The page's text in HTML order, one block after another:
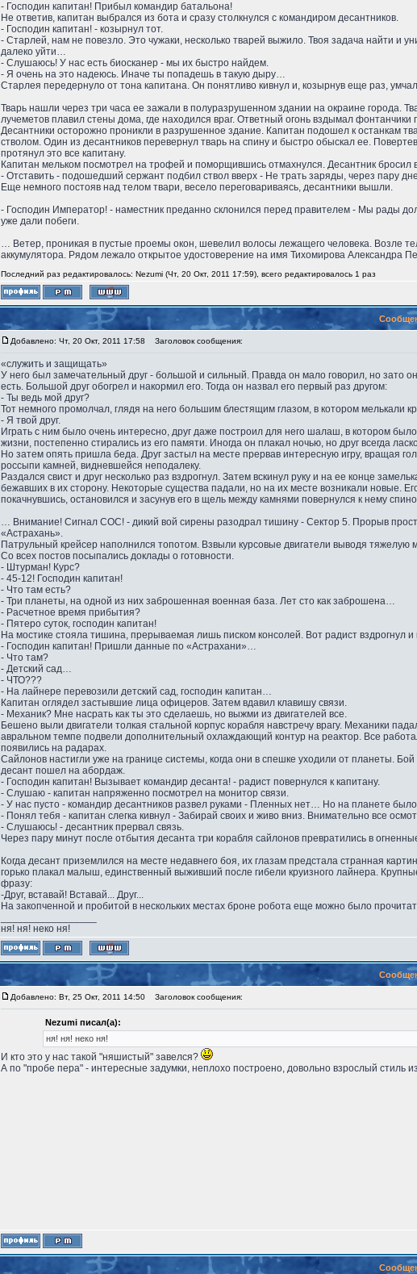
- Господин капитан! Прибыл командир батальона!
Не ответив, капитан выбрался из бота и сразу столкнулся с командиром десантников.
- Господин капитан! - козырнул тот.
- Старлей, нам не повезло. Это чужаки, несколько тварей выжило. Твоя задача найти и
далеко уйти…
- Слушаюсь! У нас есть биосканер - мы их быстро найдем.
- Я очень на это надеюсь. Иначе ты попадешь в такую дыру…
Старлея передернуло от тона капитана. Он понятливо кивнул и, козырнув еще раз,
Тварь нашли через три часа ее зажали в полуразрушенном здании на окраине города.
лучеметов плавил стены дома, где находился враг. Ответный огонь вздымал
Десантники осторожно проникли в разрушенное здание. Капитан подошел к останкам
стволом. Один из десантников перевернул тварь на спину и быстро обыскал ее.
протянул это все капитану.
Капитан мельком посмотрел на трофей и поморщившись отмахнулся. Десантник
- Отставить - подошедший сержант подбил ствол вверх - Не трать заряды, через пару
Еще немного постояв над телом твари, весело переговариваясь, десантники вышли.
- Господин Император! - наместник преданно склонился перед правителем - Мы рады
уже дали побеги.
… Ветер, проникая в пустые проемы окон, шевелил волосы лежащего человека. Возле
аккумулятора. Рядом лежало открытое удостоверение на имя Тихомирова Александра
Последний раз редактировалось: Nezumi (Чт, 20 Окт, 2011 17:59), всего редактировалось 1 раз
Добавлено: Чт, 20 Окт, 2011 17:58 Заголовок сообщения:
«служить и защищать»
У него был замечательный друг - большой и сильный. Правда он мало говорил, но зато
есть. Большой друг обогрел и накормил его. Тогда он назвал его первый раз другом:
- Ты ведь мой друг?
Тот немного промолчал, глядя на него большим блестящим глазом, в котором мелькали
- Я твой друг.
Играть с ним было очень интересно, друг даже построил для него шалаш, в котором
жизни, постепенно стирались из его памяти. Иногда он плакал ночью, но друг всегда
Но затем опять пришла беда. Друг застыл на месте прервав интересную игру, вращая
россыпи камней, видневшейся неподалеку.
Раздался свист и друг несколько раз вздрогнул. Затем вскинул руку и на ее конце
бежавших в их сторону. Некоторые существа падали, но на их месте возникали новые.
покачнувшись, остановился и засунув его в щель между камнями повернулся к нему
… Внимание! Сигнал СОС! - дикий вой сирены разодрал тишину - Сектор 5. Прорыв
«Астрахань».
Патрульный крейсер наполнился топотом. Взвыли курсовые двигатели выводя тяжелую
Со всех постов посыпались доклады о готовности.
- Штурман! Курс?
- 45-12! Господин капитан!
- Что там есть?
- Три планеты, на одной из них заброшенная военная база. Лет сто как заброшена…
- Расчетное время прибытия?
- Пятеро суток, господин капитан!
На мостике стояла тишина, прерываемая лишь писком консолей. Вот радист вздрогнул
- Господин капитан! Пришли данные по «Астрахани»…
- Что там?
- Детский сад…
- ЧТО???
- На лайнере перевозили детский сад, господин капитан…
Капитан оглядел застывшие лица офицеров. Затем вдавил клавишу связи.
- Механик? Мне насрать как ты это сделаешь, но выжми из двигателей все.
Бешено выли двигатели толкая стальной корпус корабля навстречу врагу. Механики
авральном темпе подвели дополнительный охлаждающий контур на реактор. Все
появились на радарах.
Сайлонов настигли уже на границе системы, когда они в спешке уходили от планеты.
десант пошел на абордаж.
- Господин капитан! Вызывает командир десанта! - радист повернулся к капитану.
- Слушаю - капитан напряженно посмотрел на монитор связи.
- У нас пусто - командир десантников развел руками - Пленных нет… Но на планете
- Понял тебя - капитан слегка кивнул - Забирай своих и живо вниз. Внимательно все
- Слушаюсь! - десантник прервал связь.
Через пару минут после отбытия десанта три корабля сайлонов превратились в
Когда десант приземлился на месте недавнего боя, их глазам предстала странная
горько плакал малыш, единственный выживший после гибели круизного лайнера.
фразу:
-Друг, вставай! Вставай... Друг...
На закопченной и пробитой в нескольких местах броне робота еще можно было
ня! ня! неко ня!
Добавлено: Вт, 25 Окт, 2011 14:50 Заголовок сообщения:
Nezumi писал(а):
ня! ня! неко ня!
И кто это у нас такой "няшистый" завелся?
А по "пробе пера" - интересные задумки, неплохо построено, довольно взрослый стиль